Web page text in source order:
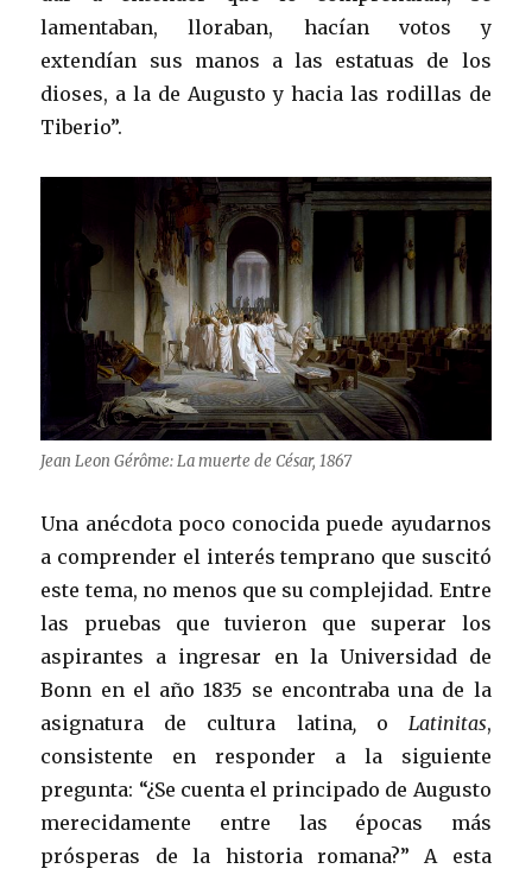
lamentaban, lloraban, hacían votos y
extendían sus manos a las estatuas de los
dioses, a la de Augusto y hacia las rodillas de
Tiberio”.
Jean Leon Gérôme: La muerte de César, 1867
Una anécdota poco conocida puede ayudarnos
a comprender el interés temprano que suscitó
este tema, no menos que su complejidad. Entre
las pruebas que tuvieron que superar los
aspirantes a ingresar en la Universidad de
Bonn en el año 1835 se encontraba una de la
asignatura de cultura latina, o Latinitas,
consistente en responder a la siguiente
pregunta: “¿Se cuenta el principado de Augusto
merecidamente entre las épocas más
prósperas de la historia romana?” A esta